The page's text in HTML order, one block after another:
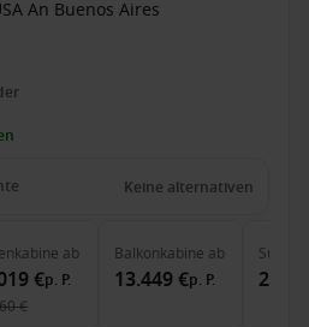
An Buenos Aires
Keine alternativen
ab
€p. P.
€
Balkonkabine ab
13.449 €p. P.
Suite